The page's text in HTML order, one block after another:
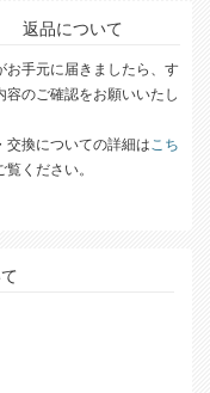
返品について
お手元に届きましたら、す
容のご確認をお願いいたし
交換についての詳細は こち
覧ください。